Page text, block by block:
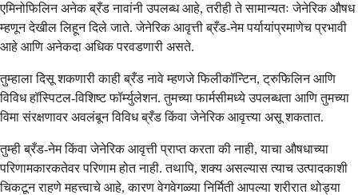
एमिनोफिलिन अनेक ब्रँड नावांनी उपलब्ध आहे, तरीही ते सामान्यतः जेनेरिक औषध
म्हणून देखील लिहून दिले जाते. जेनेरिक आवृत्ती ब्रँड-नेम पर्यायांप्रमाणेच प्रभावी
आहे आणि अनेकदा अधिक परवडणारी असते.
तुम्हाला दिसू शकणारी काही ब्रँड नावे म्हणजे फिलीकॉन्टिन, ट्रुफिलिन आणि
विविध हॉस्पिटल-विशिष्ट फॉर्म्युलेशन. तुमच्या फार्मसीमध्ये उपलब्धता आणि तुमच्या
विमा संरक्षणावर अवलंबून विविध ब्रँड किंवा जेनेरिक आवृत्त्या असू शकतात.
तुम्ही ब्रँड-नेम किंवा जेनेरिक आवृत्ती प्राप्त करता की नाही, याचा औषधाच्या
परिणामकारकतेवर परिणाम होत नाही. तथापि, शक्य असल्यास त्याच उत्पादकाशी
चिकटून राहणे महत्त्वाचे आहे, कारण वेगवेगळ्या निर्मिती आपल्या शरीरात थोड्या